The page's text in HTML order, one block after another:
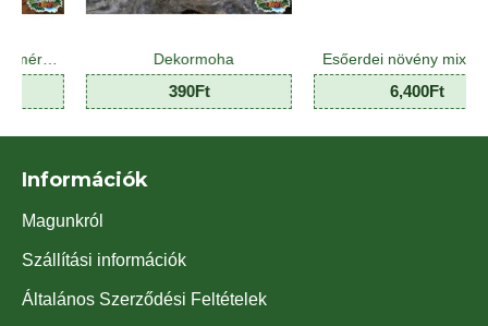
Esőerdei növény mix - Jungle Plant Mix (8 O)
6,400Ft
Információk
Magunkról
Szállítási információk
Általános Szerződési Feltételek